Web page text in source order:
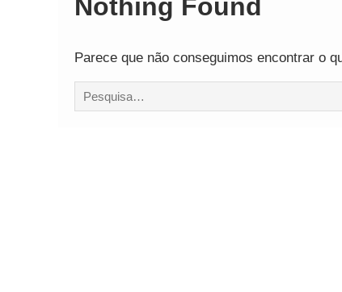
Comando
Nothing Found
Parece que não conseguimos encontrar o
Procurar
por: